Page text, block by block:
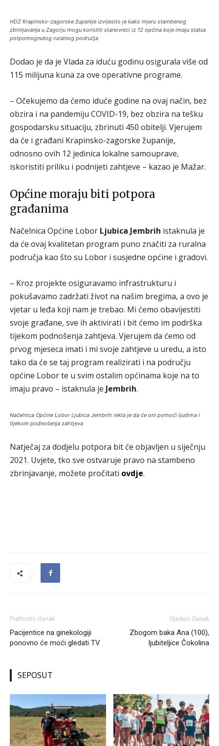
HDZ Krapinsko-zagorske županije izvijestio je kako mjeru stambenog
zbrinjavanja u Zagorju mogu koristiti stanovnici iz 12 općina koje imaju status
potpomognutog ruralnog područja
Dodao je da je Vlada za iduću godinu osigurala više od
115 milijuna kuna za ove operativne programe.
– Očekujemo da ćemo iduće godine na ovaj način, bez
obzira i na pandemiju COVID-19, bez obzira na tešku
gospodarsku situaciju, zbrinuti 450 obitelji. Vjerujem
da će i građani Krapinsko-zagorske županije,
odnosno ovih 12 jedinica lokalne samouprave,
iskoristiti priliku i podnijeti zahtjeve – kazao je Mažar.
Općine moraju biti potpora
građanima
Načelnica Općine Lobor Ljubica Jembrih istaknula je
da će ovaj kvalitetan program puno značiti za ruralna
područja kao što su Lobor i susjedne općine i gradovi.
– Kroz projekte osiguravamo infrastrukturu i
pokušavamo zadržati život na našim bregima, a ovo je
vjetar u leđa koji nam je trebao. Mi ćemo obavijestiti
svoje građane, sve ih aktivirati i bit ćemo im podrška
tijekom podnošenja zahtjeva. Vjerujem da ćemo od
prvog mjeseca imati i mi svoje zahtjeve u uredu, a isto
tako da će se taj program realizirati i na području
općine Lobor te u svim ostalim općinama koje na to
imaju pravo – istaknula je Jembrih.
Načelnica Općine Lobor Ljubica Jembrih rekla je da će oni pomoći ljudima i
tijekom podnošenja zahtjeva
Natječaj za dodjelu potpora bit će objavljen u siječnju
2021. Uvjete, tko sve ostvaruje pravo na stambeno
zbrinjavanje, možete pročitati ovdje.
Prethodni članak
Pacijentice na ginekologiji
ponovno će moći gledati TV
Sljedeći članak
Zbogom baka Ana (100),
ljubiteljice Čokolina
SEPOSUT